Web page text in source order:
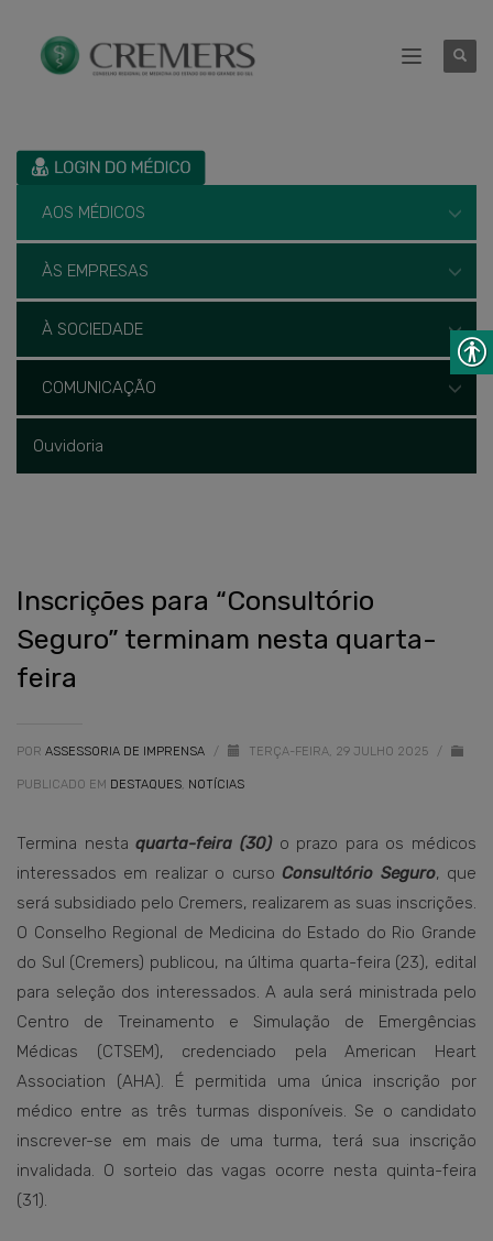
AOS MÉDICOS
ÀS EMPRESAS
À SOCIEDADE
COMUNICAÇÃO
Ouvidoria
Inscrições para “Consultório
Seguro” terminam nesta quarta-
feira
POR ASSESSORIA DE IMPRENSA / TERÇA-FEIRA, 29 JULHO 2025 /
PUBLICADO EM DESTAQUES, NOTÍCIAS
Termina nestaquarta-feira (30) o prazo para os médicos
interessados em realizar o cursoConsultório Seguro, que
será subsidiado pelo Cremers, realizarem as suas inscrições.
O Conselho Regional de Medicina do Estado do Rio Grande
do Sul (Cremers) publicou, na última quarta-feira (23), edital
para seleção dos interessados. A aula será ministrada pelo
Centro de Treinamento e Simulação de Emergências
Médicas (CTSEM), credenciado pela American Heart
Association (AHA). É permitida uma única inscrição por
médico entre as três turmas disponíveis. Se o candidato
inscrever-se em mais de uma turma, terá sua inscrição
invalidada. O sorteio das vagas ocorre nesta quinta-feira
(31).